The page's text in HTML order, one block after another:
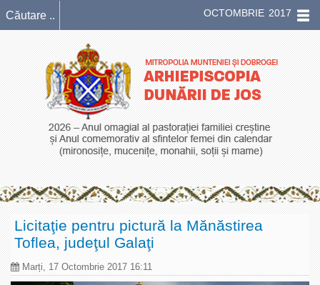
OCTOMBRIE 2017
Licitaţie pentru pictură la Mănăstirea
Toflea, judeţul Galaţi
Marți, 17 Octombrie 2017 16:11